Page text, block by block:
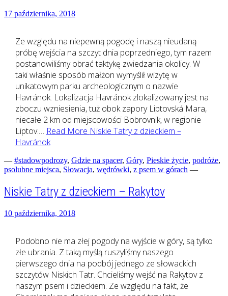
17 października, 2018
Ze względu na niepewną pogodę i naszą nieudaną
próbę wejścia na szczyt dnia poprzedniego, tym razem
postanowiliśmy obrać taktykę zwiedzania okolicy. W
taki właśnie sposób małżon wymyślił wizytę w
unikatowym parku archeologicznym o nazwie
Havránok. Lokalizacja Havránok zlokalizowany jest na
zboczu wzniesienia, tuż obok zapory Liptovská Mara,
niecałe 2 km od miejscowości Bobrovnik, w regionie
Liptov.… Read More Niskie Tatry z dzieckiem –
Havránok
— #stadowpodrozy, Gdzie na spacer, Góry, Pieskie życie, podróże,
psolubne miejsca, Słowacja, wędrówki, z psem w górach —
Niskie Tatry z dzieckiem – Rakytov
10 października, 2018
Podobno nie ma złej pogody na wyjście w góry, są tylko
złe ubrania. Z taką myślą ruszyliśmy naszego
pierwszego dnia na podbój jednego ze słowackich
szczytów Niskich Tatr. Chcieliśmy wejść na Rakytov z
naszym psem i dzieckiem. Ze względu na fakt, że